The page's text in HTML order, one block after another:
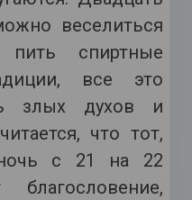
веселиться
спиртные
все это
злых духов и
что тот,
с 21 на 22
благословение,